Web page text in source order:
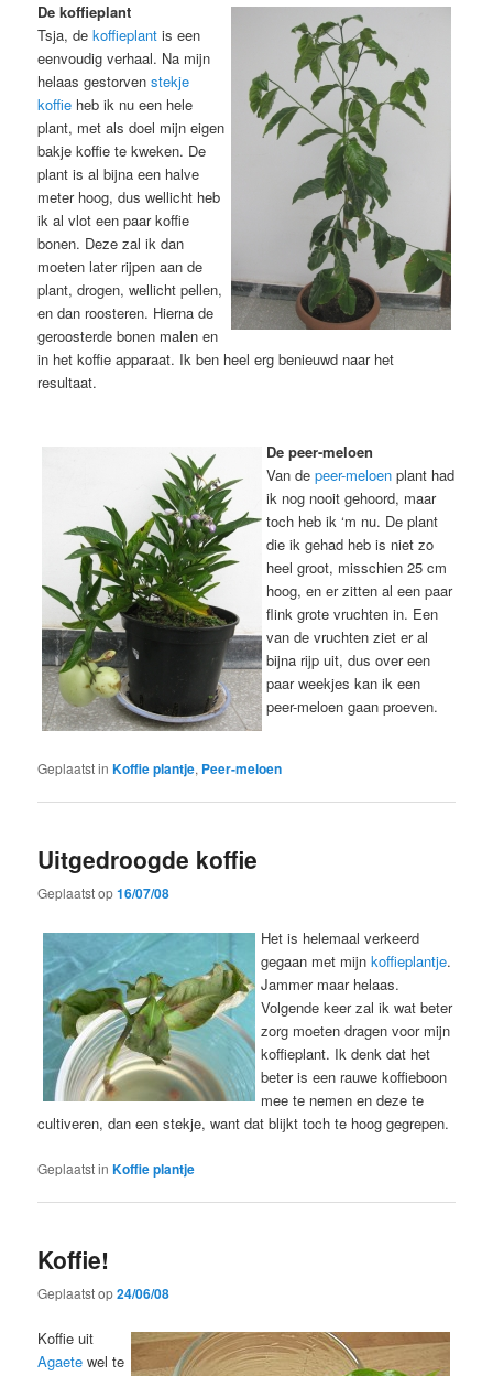
De koffieplant
Tsja, dekoffieplant is een
eenvoudig verhaal. Na mijn
helaas gestorvenstekje
koffie heb ik nu een hele
plant, met als doel mijn eigen
bakje koffie te kweken. De
plant is al bijna een halve
meter hoog, dus wellicht heb
ik al vlot een paar koffie
bonen. Deze zal ik dan
moeten later rijpen aan de
plant, drogen, wellicht pellen,
en dan roosteren. Hierna de
geroosterde bonen malen en
in het koffie apparaat. Ik ben heel erg benieuwd naar het
resultaat.
De peer-meloen
Van depeer-meloen plant had
ik nog nooit gehoord, maar
toch heb ik ‘m nu. De plant
die ik gehad heb is niet zo
heel groot, misschien 25 cm
hoog, en er zitten al een paar
flink grote vruchten in. Een
van de vruchten ziet er al
bijna rijp uit, dus over een
paar weekjes kan ik een
peer-meloen gaan proeven.
Geplaatst in Koffie plantje, Peer-meloen
Uitgedroogde koffie
Geplaatst op16/07/08
Het is helemaal verkeerd
gegaan met mijnkoffieplantje.
Jammer maar helaas.
Volgende keer zal ik wat beter
zorg moeten dragen voor mijn
koffieplant. Ik denk dat het
beter is een rauwe koffieboon
mee te nemen en deze te
cultiveren, dan een stekje, want dat blijkt toch te hoog gegrepen.
Geplaatst in Koffie plantje
Koffie!
Geplaatst op24/06/08
Koffie uit
Agaete wel te